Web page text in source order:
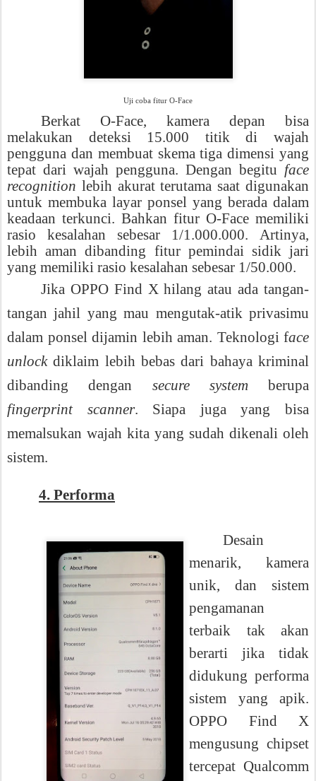
Uji coba fitur O-Face
Berkat O-Face, kamera depan bisa
melakukan deteksi 15.000 titik di wajah
pengguna dan membuat skema tiga dimensi yang
tepat dari wajah pengguna. Dengan begitu face
recognition lebih akurat terutama saat digunakan
untuk membuka layar ponsel yang berada dalam
keadaan terkunci. Bahkan fitur O-Face memiliki
rasio kesalahan sebesar 1/1.000.000. Artinya,
lebih aman dibanding fitur pemindai sidik jari
yang memiliki rasio kesalahan sebesar 1/50.000.
Jika OPPO Find X hilang atau ada tangan-
tangan jahil yang mau mengutak-atik privasimu
dalam ponsel dijamin lebih aman. Teknologi face
unlockdiklaim lebih bebas dari bahaya kriminal
dibanding dengan secure system berupa
fingerprint scanner. Siapa juga yang bisa
memalsukan wajah kita yang sudah dikenali oleh
sistem.
4. Performa
Desain
menarik, kamera
unik, dan sistem
pengamanan
terbaik tak akan
berarti jika tidak
didukung performa
sistem yang apik.
OPPO Find X
mengusung chipset
tercepat Qualcomm